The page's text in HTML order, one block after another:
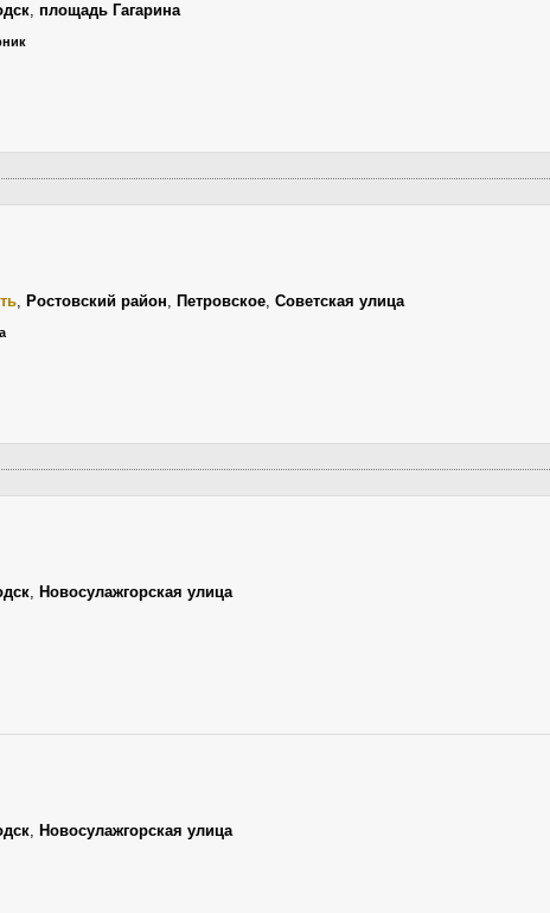
, площадь Гагарина
, Ростовский район, Петровское, Советская улица
, Новосулажгорская улица
, Новосулажгорская улица